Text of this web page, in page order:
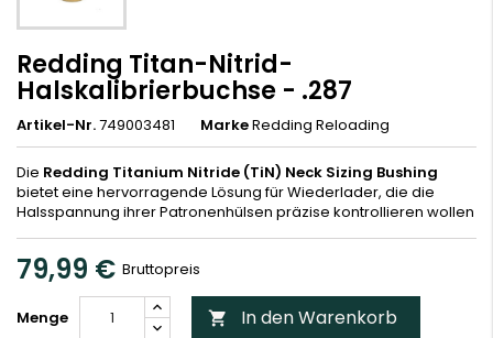
Redding Titan-Nitrid-
Halskalibrierbuchse - .287
Artikel-Nr.749003481 MarkeRedding Reloading
Die Redding Titanium Nitride (TiN) Neck Sizing Bushing
bietet eine hervorragende Lösung für Wiederlader, die die
Halsspannung ihrer Patronenhülsen präzise kontrollieren wollen
79,99 € Bruttopreis
Menge  In den Warenkorb